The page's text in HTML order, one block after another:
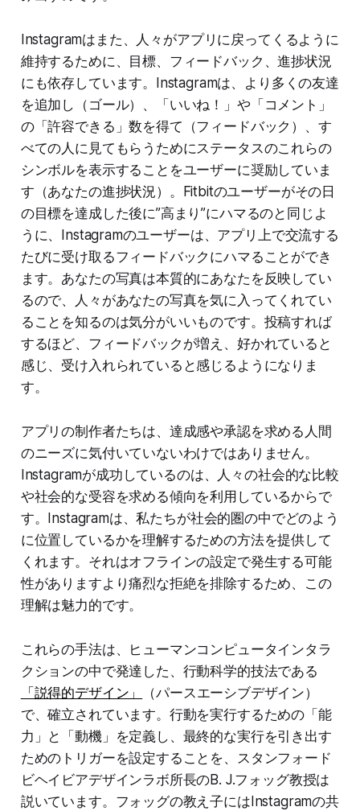
Instagramはまた、人々がアプリに戻ってくるように
維持するために、目標、フィードバック、進捗状況
にも依存しています。Instagramは、より多くの友達
を追加し（ゴール）、「いいね！」や「コメント」
の「許容できる」数を得て（フィードバック）、す
べての人に見てもらうためにステータスのこれらの
シンボルを表示することをユーザーに奨励していま
す（あなたの進捗状況）。Fitbitのユーザーがその日
の目標を達成した後に”高まり”にハマるのと同じよ
うに、Instagramのユーザーは、アプリ上で交流する
たびに受け取るフィードバックにハマることができ
ます。あなたの写真は本質的にあなたを反映してい
るので、人々があなたの写真を気に入ってくれてい
ることを知るのは気分がいいものです。投稿すれば
するほど、フィードバックが増え、好かれていると
感じ、受け入れられていると感じるようになりま
す。
アプリの制作者たちは、達成感や承認を求める人間
のニーズに気付いていないわけではありません。
Instagramが成功しているのは、人々の社会的な比較
や社会的な受容を求める傾向を利用しているからで
す。Instagramは、私たちが社会的圏の中でどのよう
に位置しているかを理解するための方法を提供して
くれます。それはオフラインの設定で発生する可能
性がありますより痛烈な拒絶を排除するため、この
理解は魅力的です。
これらの手法は、ヒューマンコンピュータインタラ
クションの中で発達した、行動科学的技法である
「説得的デザイン」
（パースエーシブデザイン）
で、確立されています。行動を実行するための「能
力」と「動機」を定義し、最終的な実行を引き出す
ためのトリガーを設定することを、スタンフォード
ビヘイビアデザインラボ所長のB. J.フォッグ教授は
説いています。フォッグの教え子にはInstagramの共